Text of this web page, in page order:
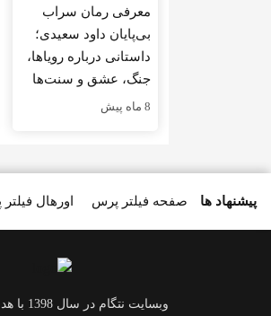
معرفی رمان سراب
بی‌پایان داود سعیدی؛
داستانی درباره رویاها،
جنگ، عشق و سنت‌ها
8 ماه پیش
پیشنهاد ها اورهال صفحه فیلتر پرس
وبسایت